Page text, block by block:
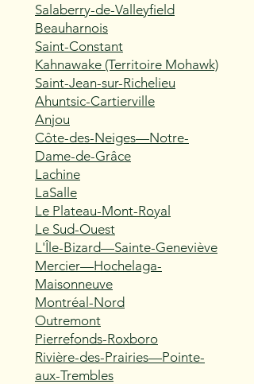
Salaberry-de-Valleyfield
Beauharnois
Saint-Constant
Kahnawake (Territoire Mohawk)
Saint-Jean-sur-Richelieu
Ahuntsic-Cartierville
Anjou
Côte-des-Neiges—Notre-
Dame-de-Grâce
Lachine
LaSalle
Le Plateau-Mont-Royal
Le Sud-Ouest
L'Île-Bizard—Sainte-Geneviève
Mercier—Hochelaga-
Maisonneuve
Montréal-Nord
Outremont
Pierrefonds-Roxboro
Rivière-des-Prairies—Pointe-
aux-Trembles